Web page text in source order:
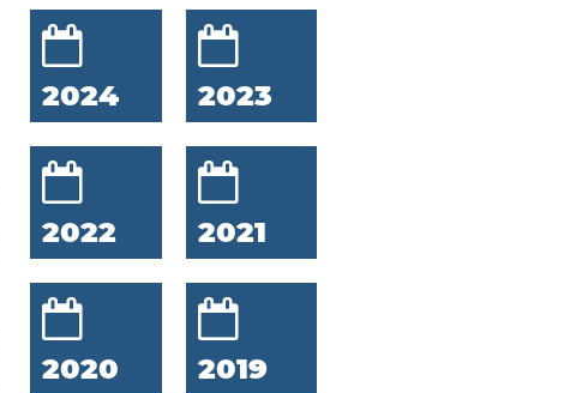
2024 2023
2022 2021
2020 2019